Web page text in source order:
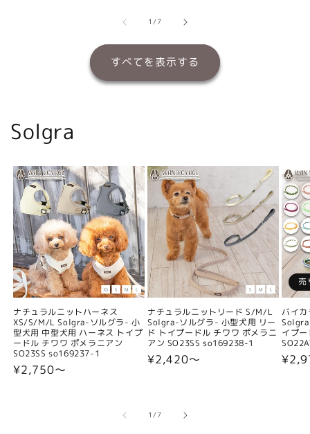
1/の
7
すべてを表示する
Solgra
ナチュラルニットハーネス
XS/S/M/L Solgra-ソルグラ- 小
型犬用 中型犬用 ハーネス トイプ
ードル チワワ ポメラニアン
SO23SS so169237-1
通
¥2,750〜
ナチュラルニットリード S/M/L
Solgra-ソルグラ- 小型犬用 リー
ド トイプードル チワワ ポメラニ
アン SO23SS so169238-1
通
¥2,420〜
売
バイ
イプ
通
1/の
7